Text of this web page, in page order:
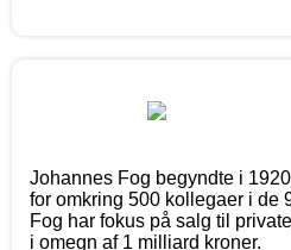
Johannes Fog begyndte i
for omkring 500 kollegaer i de
Fog har fokus på salg til
i omegn af 1 milliard kroner.